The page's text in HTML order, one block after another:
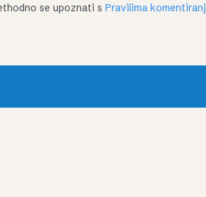
se upoznati s Pravilima